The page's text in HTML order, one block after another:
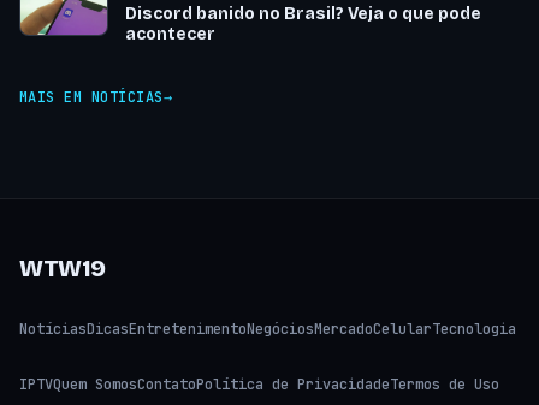
Discord banido no Brasil? Veja o que pode
acontecer
MAIS EM NOTÍCIAS
WTW19
NotíciasDicasEntretenimentoNegóciosMercadoCelularTecnologia
IPTVQuem SomosContatoPolítica de PrivacidadeTermos de Uso